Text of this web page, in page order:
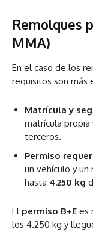
Remolques
MMA)
En el caso de los
requisitos son más
Matrícula y
matrícula propia
terceros.
Permiso
un vehículo y
hasta 4.250 kg
El permiso B+E es
los 4.250 kg y